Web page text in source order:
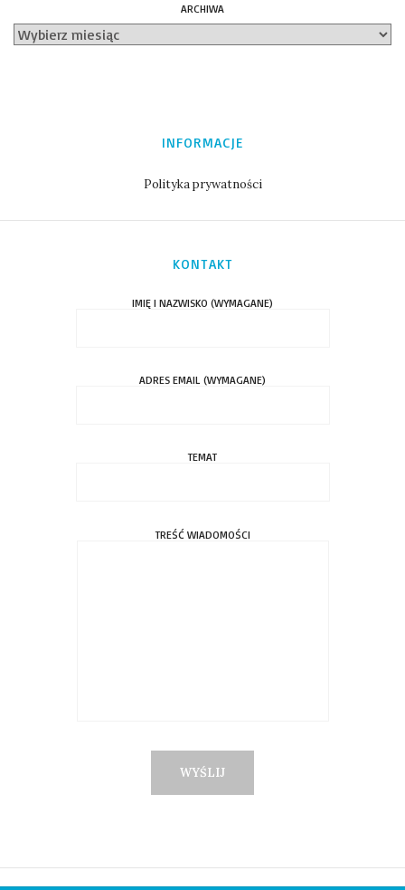
ARCHIWA
INFORMACJE
Polityka prywatności
KONTAKT
IMIĘ I NAZWISKO (WYMAGANE)
ADRES EMAIL (WYMAGANE)
TEMAT
TREŚĆ WIADOMOŚCI